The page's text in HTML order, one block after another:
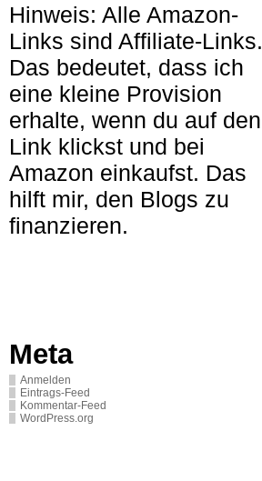
Hinweis: Alle Amazon-
Links sind Affiliate-Links.
Das bedeutet, dass ich
eine kleine Provision
erhalte, wenn du auf den
Link klickst und bei
Amazon einkaufst. Das
hilft mir, den Blogs zu
finanzieren.
Meta
Anmelden
Eintrags-Feed
Kommentar-Feed
WordPress.org